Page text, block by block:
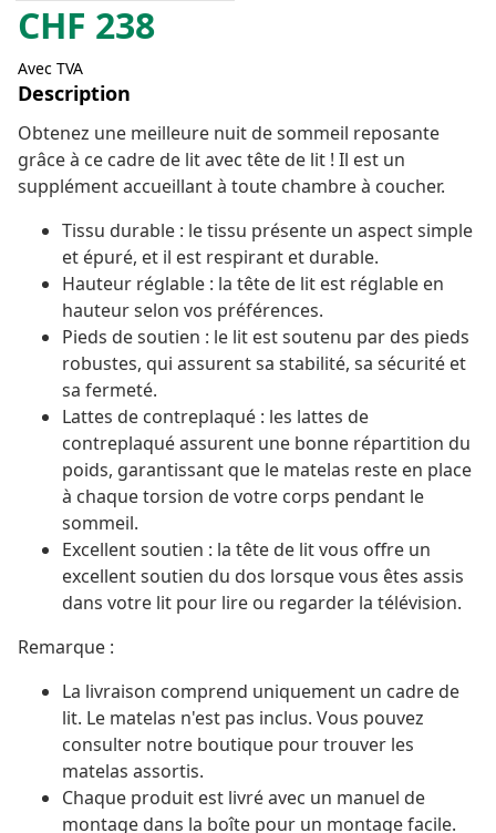
CHF 238
Avec TVA
Description
Obtenez une meilleure nuit de sommeil reposante
grâce à ce cadre de lit avec tête de lit ! Il est un
supplément accueillant à toute chambre à coucher.
Tissu durable : le tissu présente un aspect simple
et épuré, et il est respirant et durable.
Hauteur réglable : la tête de lit est réglable en
hauteur selon vos préférences.
Pieds de soutien : le lit est soutenu par des pieds
robustes, qui assurent sa stabilité, sa sécurité et
sa fermeté.
Lattes de contreplaqué : les lattes de
contreplaqué assurent une bonne répartition du
poids, garantissant que le matelas reste en place
à chaque torsion de votre corps pendant le
sommeil.
Excellent soutien : la tête de lit vous offre un
excellent soutien du dos lorsque vous êtes assis
dans votre lit pour lire ou regarder la télévision.
Remarque :
La livraison comprend uniquement un cadre de
lit. Le matelas n'est pas inclus. Vous pouvez
consulter notre boutique pour trouver les
matelas assortis.
Chaque produit est livré avec un manuel de
montage dans la boîte pour un montage facile.